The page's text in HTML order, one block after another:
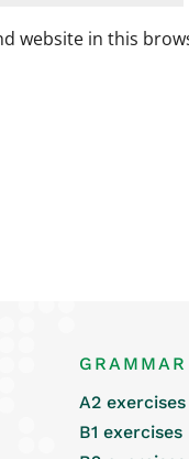
website in this
GRAMMAR
A2 exercises
B1 exercises